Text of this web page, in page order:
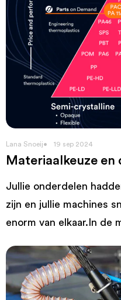
Lana Snoeij 19 sep 2024
Materiaalkeuze en
Jullie onderdelen
zijn en jullie machines
enorm van elkaar.In de